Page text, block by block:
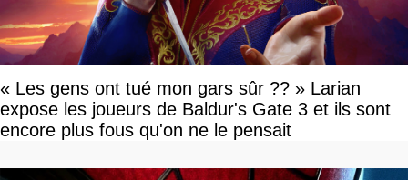
« Les gens ont tué mon gars sûr ?? » Larian
expose les joueurs de Baldur's Gate 3 et ils sont
encore plus fous qu'on ne le pensait